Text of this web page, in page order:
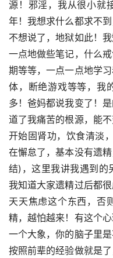
源！邪淫，我从很小就
年！我想求什么都求不
不想说了，地狱如此！
一点地做些笔记，什么
期等等，一点一点地学
体，断绝游戏等等，我
多！爸妈都说我变了！
道了我痛苦的根源，能
开始固肾功，饮食清淡
在懈怠了，基本没有遗
结)，这里我讲我遇到的
我知道大家遗精过后都
天天焦虑这个东西，否
精，越怕越来！有这个
一个大象，你的脑子里
按照前辈的经验做就是